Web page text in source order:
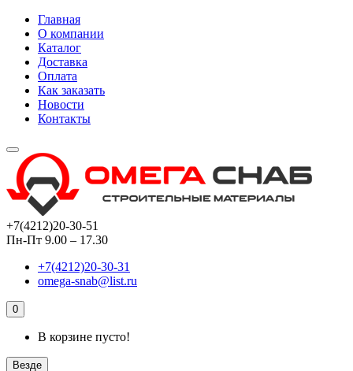
Главная
О компании
Каталог
Доставка
Оплата
Как заказать
Новости
Контакты
+7(4212)20-30-51
Пн-Пт 9.00 – 17.30
+7(4212)20-30-31
omega-snab@list.ru
0
В корзине пусто!
Везде